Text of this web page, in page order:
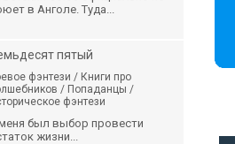
в Анголе. Туда...
пятый
фэнтези / Книги про
/ Попаданцы /
фэнтези
был выбор провести
жизни...